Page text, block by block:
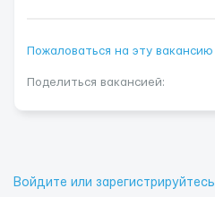
Пожаловаться на эту вакансию
Поделиться вакансией:
Войдите или зарегистрируйтесь